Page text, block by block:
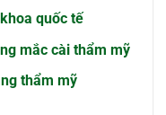
quốc tế
mắc cài thẩm mỹ
thẩm mỹ